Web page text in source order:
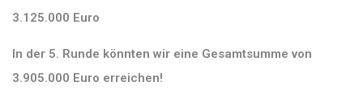
3.125.000 Euro
In der 5. Runde könnten wir eine Gesamtsumme von
3.905.000 Euro erreichen!